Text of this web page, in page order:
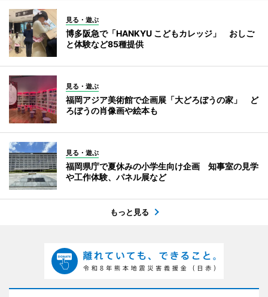
見る・遊ぶ
博多阪急で「HANKYU こどもカレッジ」 おしご
と体験など85種提供
見る・遊ぶ
福岡アジア美術館で企画展「大どろぼうの家」 ど
ろぼうの肖像画や絵本も
見る・遊ぶ
福岡県庁で夏休みの小学生向け企画 知事室の見学
や工作体験、パネル展など
もっと見る